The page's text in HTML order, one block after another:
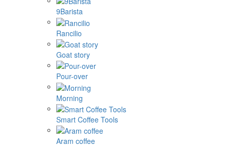
9Barista
Rancilio
Goat story
Pour-over
Morning
Smart Coffee Tools
Aram coffee